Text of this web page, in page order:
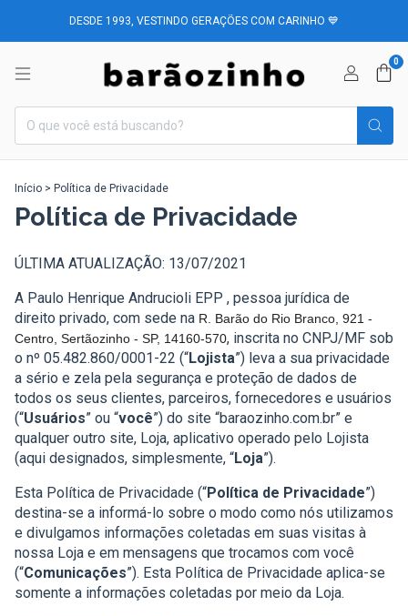
DESDE 1993, VESTINDO GERAÇÕES COM CARINHO 💙
0
Início > Política de Privacidade
Política de Privacidade
ÚLTIMA ATUALIZAÇÃO: 13/07/2021
A Paulo Henrique Andrucioli EPP , pessoa jurídica de
direito privado, com sede na R. Barão do Rio Branco, 921 -
Centro, Sertãozinho - SP, 14160-570, inscrita no CNPJ/MF sob
o nº 05.482.860/0001-22 (“Lojista”) leva a sua privacidade
a sério e zela pela segurança e proteção de dados de
todos os seus clientes, parceiros, fornecedores e usuários
(“Usuários” ou “você”) do site “baraozinho.com.br” e
qualquer outro site, Loja, aplicativo operado pelo Lojista
(aqui designados, simplesmente, “Loja”).
Esta Política de Privacidade (“Política de Privacidade”)
destina-se a informá-lo sobre o modo como nós utilizamos
e divulgamos informações coletadas em suas visitas à
nossa Loja e em mensagens que trocamos com você
(“Comunicações”). Esta Política de Privacidade aplica-se
somente a informações coletadas por meio da Loja.